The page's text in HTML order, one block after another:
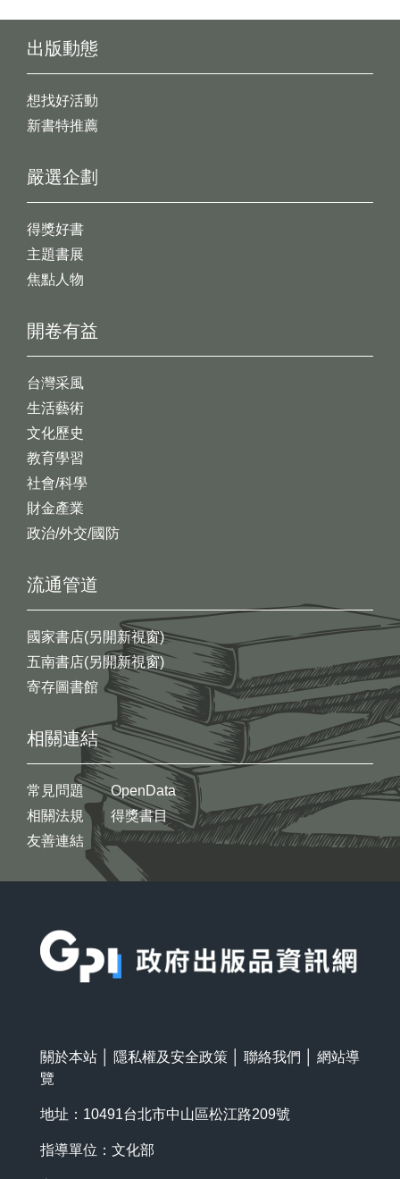
出版動態
想找好活動
新書特推薦
開卷有益
台灣采風
生活藝術
文化歷史
教育學習
社會/科學
財金產業
政治/外交/國防
嚴選企劃
得獎好書
主題書展
焦點人物
流通管道
國家書店(另開新視窗)
五南書店(另開新視窗)
寄存圖書館
相關連結
常見問題
相關法規
友善連結
OpenData
得獎書目
關於本站 隱私權及安全政策 聯絡我們
網站導
覽
地址：10491台北市中山區松江路209號
指導單位：文化部